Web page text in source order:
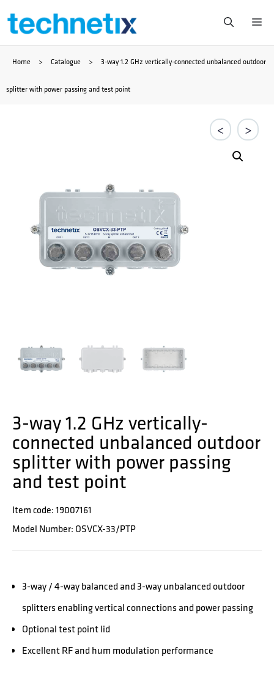
Zum
springen
Home > Catalogue > 3-way 1.2 GHz vertically-connected unbalanced outdoor
splitter with power passing and test point
< >
3-way 1.2 GHz vertically-
connected unbalanced outdoor
splitter with power passing
and test point
Item code: 19007161
Model Number: OSVCX-33/PTP
3-way / 4-way balanced and 3-way unbalanced outdoor
splitters enabling vertical connections and power passing
Optional test point lid
Excellent RF and hum modulation performance